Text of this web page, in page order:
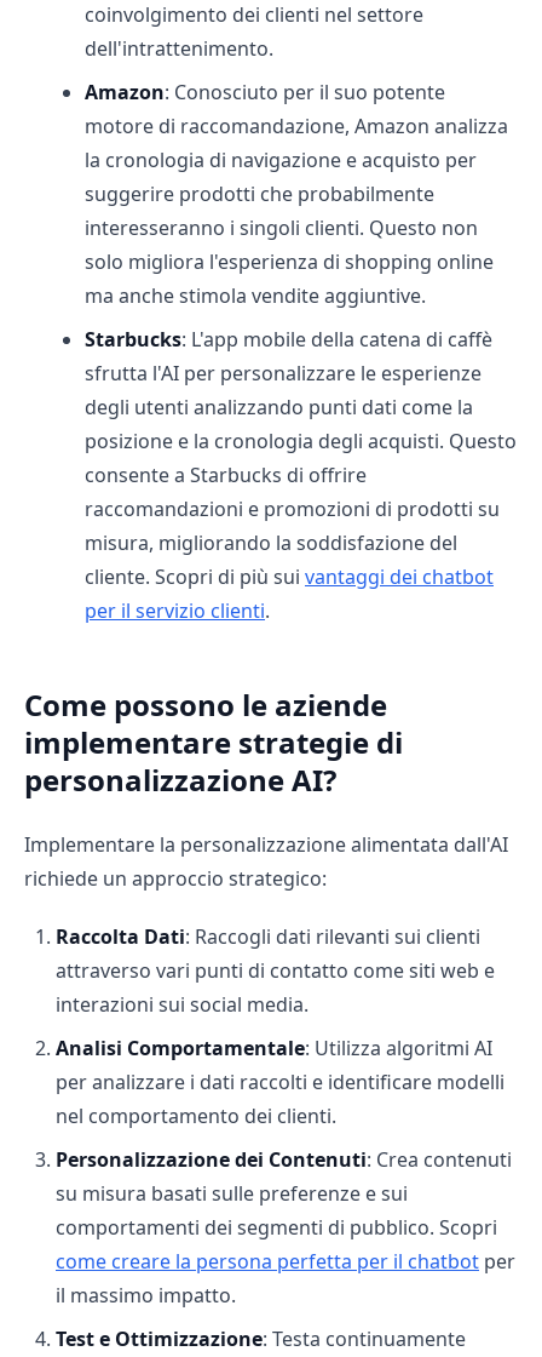
coinvolgimento dei clienti nel settore
dell'intrattenimento.
Amazon: Conosciuto per il suo potente
motore di raccomandazione, Amazon analizza
la cronologia di navigazione e acquisto per
suggerire prodotti che probabilmente
interesseranno i singoli clienti. Questo non
solo migliora l'esperienza di shopping online
ma anche stimola vendite aggiuntive.
Starbucks: L'app mobile della catena di caffè
sfrutta l'AI per personalizzare le esperienze
degli utenti analizzando punti dati come la
posizione e la cronologia degli acquisti. Questo
consente a Starbucks di offrire
raccomandazioni e promozioni di prodotti su
misura, migliorando la soddisfazione del
cliente. Scopri di più sui vantaggi dei chatbot
per il servizio clienti.
Come possono le aziende
implementare strategie di
personalizzazione AI?
Implementare la personalizzazione alimentata dall'AI
richiede un approccio strategico:
Raccolta Dati: Raccogli dati rilevanti sui clienti
attraverso vari punti di contatto come siti web e
interazioni sui social media.
Analisi Comportamentale: Utilizza algoritmi AI
per analizzare i dati raccolti e identificare modelli
nel comportamento dei clienti.
Personalizzazione dei Contenuti: Crea contenuti
su misura basati sulle preferenze e sui
comportamenti dei segmenti di pubblico. Scopri
come creare la persona perfetta per il chatbot per
il massimo impatto.
Test e Ottimizzazione: Testa continuamente